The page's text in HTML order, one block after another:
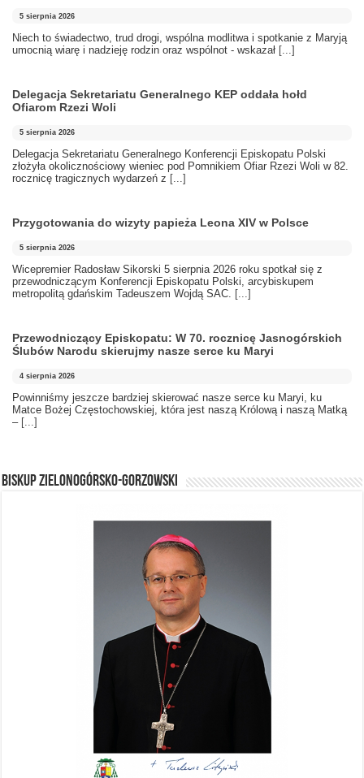
5 sierpnia 2026
Niech to świadectwo, trud drogi, wspólna modlitwa i spotkanie z Maryją
umocnią wiarę i nadzieję rodzin oraz wspólnot - wskazał [...]
Delegacja Sekretariatu Generalnego KEP oddała hołd
Ofiarom Rzezi Woli
5 sierpnia 2026
Delegacja Sekretariatu Generalnego Konferencji Episkopatu Polski
złożyła okolicznościowy wieniec pod Pomnikiem Ofiar Rzezi Woli w 82.
rocznicę tragicznych wydarzeń z [...]
Przygotowania do wizyty papieża Leona XIV w Polsce
5 sierpnia 2026
Wicepremier Radosław Sikorski 5 sierpnia 2026 roku spotkał się z
przewodniczącym Konferencji Episkopatu Polski, arcybiskupem
metropolitą gdańskim Tadeuszem Wojdą SAC.
[...]
Przewodniczący Episkopatu: W 70. rocznicę Jasnogórskich
Ślubów Narodu skierujmy nasze serce ku Maryi
4 sierpnia 2026
Powinniśmy jeszcze bardziej skierować nasze serce ku Maryi, ku
Matce Bożej Częstochowskiej, która jest naszą Królową i naszą Matką
– [...]
BISKUP ZIELONOGÓRSKO-GORZOWSKI